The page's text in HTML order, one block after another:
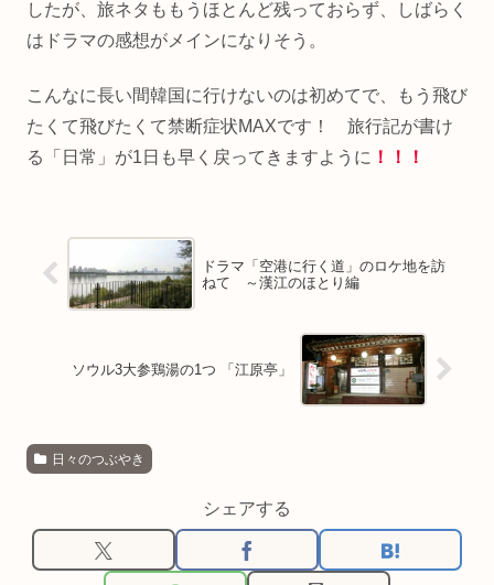
したが、旅ネタももうほとんど残っておらず、しばらく
はドラマの感想がメインになりそう。
こんなに長い間韓国に行けないのは初めてで、もう飛び
たくて飛びたくて禁断症状MAXです！ 旅行記が書け
る「日常」が1日も早く戻ってきますように ！！！
ドラマ「空港に行く道」のロケ地を訪
ねて ～漢江のほとり編
ソウル3大参鶏湯の1つ 「江原亭」
日々のつぶやき
シェアする